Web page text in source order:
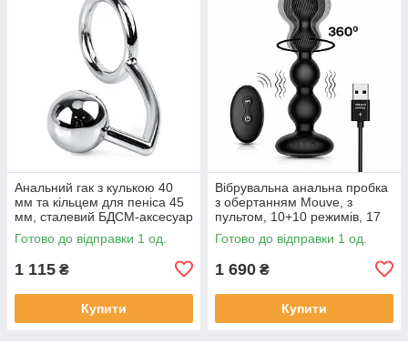
Анальний гак з кулькою 40
мм та кільцем для пеніса 45
мм, сталевий БДСМ-аксесуар
Готово до відправки 1 од.
1 115 ₴
Купити
Вібрувальна анальна пробка
з обертанням Mouve, з
пультом, 10+10 режимів, 17
см
Готово до відправки 1 од.
1 690 ₴
Купити